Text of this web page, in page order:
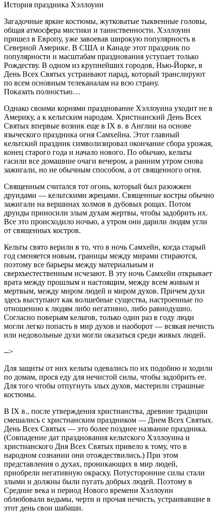
История праздника Хэллоуин
Загадочные яркие костюмы, жутковатые тыквенные головы,
общая атмосфера мистики и таинственности. Хэллоуин
пришел в Европу, уже завоевав широкую популярность в
Северной Америке. В США и Канаде этот праздник по
популярности и масштабам празднования уступает только
Рождеству. В одном из крупнейших городов, Нью-Йорке, в
День Всех Святых устраивают парад, который транслируют
по всем основным телеканалам на всю страну.
Показать полностью…
Однако своими корнями празднование Хэллоуина уходит не в
Америку, а к кельтским народам. Христианский День Всех
Святых впервые возник еще в IX в. в Англии на основе
языческого праздника огня Самхейна. Этот главный
кельтский праздник символизировал окончание сбора урожая,
конец старого года и начало нового. По обычаю, кельты
гасили все домашние очаги вечером, а ранним утром снова
зажигали, но не обычным способом, а от священного огня.
Священным считался тот огонь, который был разожжен
друидами — кельтскими жрецами. Священные костры обычно
зажигали на вершинах холмов в дубовых рощах. Потом
друиды приносили злым духам жертвы, чтобы задобрить их.
Все это происходило ночью, а утром они дарили людям угли
от священных костров.
Кельты свято верили в то, что в ночь Самхейн, когда старый
год сменяется новым, границы между мирами стираются,
поэтому все барьеры между материальным и
сверхъестественным исчезают. В эту ночь Самхейн открывает
врата между прошлым и настоящим, между всем живым и
мертвым, между миром людей и миром духов. Причем духи
здесь выступают как волшебные существа, настроенные по
отношению к людям либо негативно, либо равнодушно.
Согласно поверьям кельтов, только один раз в году люди
могли легко попасть в мир духов и наоборот — всякая нечисть
или недовольные духи могли оказаться среди живых людей.
-->
Для защиты от них кельты одевались по их подобию и ходили
по домам, прося еду для нечистой силы, чтобы задобрить ее.
Для того чтобы отпугнуть злых духов, мастерили страшные
костюмы.
В IX в., после утверждения христианства, древние традиции
смешались с христианским праздником — Днем Всех Святых.
День Всех Святых — это более позднее название праздника.
(Совпадение дат празднования кельтского Хэллоуина и
христианского Дня Всех Святых привело к тому, что в
народном сознании они отождествились.) При этом
представления о духах, проникающих в мир людей,
приобрели негативную окраску. Потусторонние силы стали
злыми и должны были пугать добрых людей. Поэтому в
Средние века и период Нового времени Хэллоуин
облюбовали ведьмы, черти и прочая нечисть, устраивавшие в
этот день свои шабаши.